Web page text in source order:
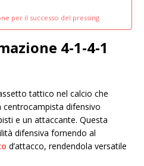
per il successo del pressing
4-1-4-1
tattico nel calcio che
difensivo
e un attaccante. Questa
difensiva fornendo al
d’attacco, rendendola versatile